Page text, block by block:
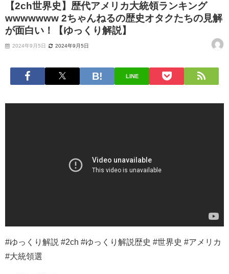
【2ch世界史】歴代アメリカ大統領ランキング
wwwwwww 2ちゃんねるの歴史オタクたちの見解
が面白い！【ゆっくり解説】
2024年9月5日 2024年9月5日
LINE
#ゆっくり解説 #2ch #ゆっくり解説歴史 #世界史 #アメリカ
#大統領選